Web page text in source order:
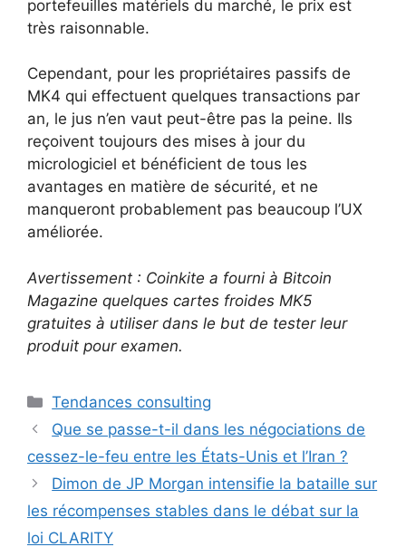
portefeuilles matériels du marché, le prix est
très raisonnable.
Cependant, pour les propriétaires passifs de
MK4 qui effectuent quelques transactions par
an, le jus n’en vaut peut-être pas la peine. Ils
reçoivent toujours des mises à jour du
micrologiciel et bénéficient de tous les
avantages en matière de sécurité, et ne
manqueront probablement pas beaucoup l’UX
améliorée.
Avertissement : Coinkite a fourni à Bitcoin
Magazine quelques cartes froides MK5
gratuites à utiliser dans le but de tester leur
produit pour examen.
Catégories
Tendances consulting
Que se passe-t-il dans les négociations de
cessez-le-feu entre les États-Unis et l’Iran ?
Dimon de JP Morgan intensifie la bataille sur
les récompenses stables dans le débat sur la
loi CLARITY